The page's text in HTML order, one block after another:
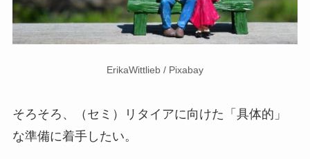
ErikaWittlieb / Pixabay
そろそろ、（セミ）リタイアに向けた「具体的」
な準備に着手したい。